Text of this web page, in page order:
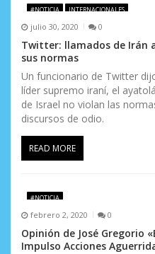
a
s
#NOTICIA INTERNACIONALES
julio 30, 2020 0
Twitter: llamados de Irán
sus normas
Un funcionario de Twitter
líder supremo iraní, el
de Israel no violan las
discursos de odio.
READ MORE
#NOTICIA
febrero 2, 2020 0
Opinión de José Gregorio
Impulso Acciones